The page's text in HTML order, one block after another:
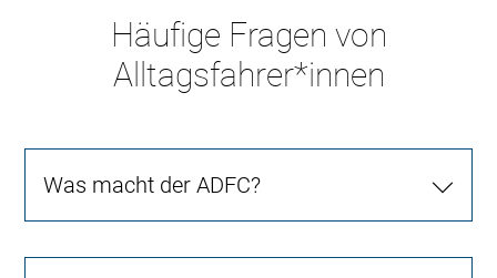
Häufige Fragen von
Alltagsfahrer*innen
Was macht der ADFC?